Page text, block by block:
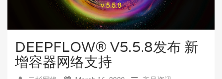
DEEPFLOW® V5.5.8发布 新
增容器网络支持